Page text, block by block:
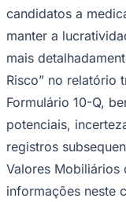
Vitória
candidatos a
manter a
mais
Risco” no relatório
Formulário 10-Q,
potenciais,
registros
Valores Mobiliários
informações neste